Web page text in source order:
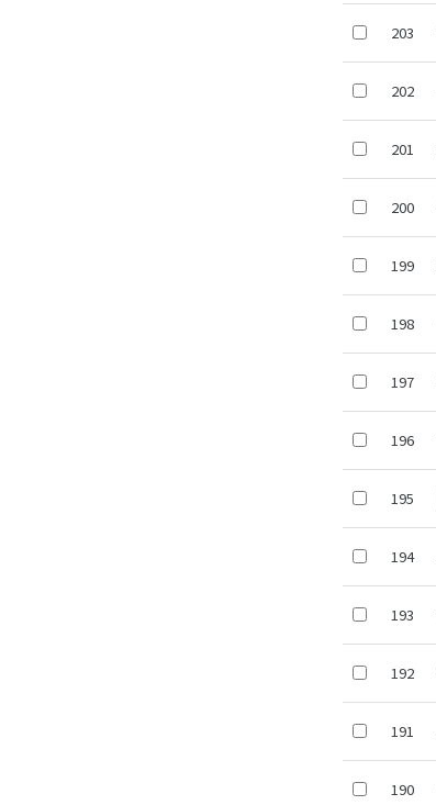
203
202
201
200
199
198
197
196
195
194
193
192
191
190